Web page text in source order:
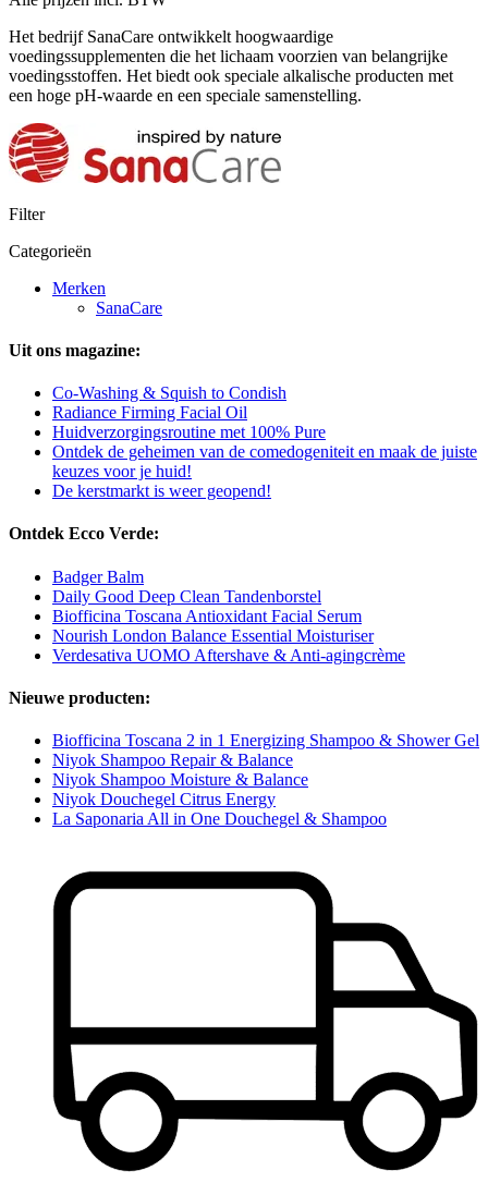
Het bedrijf SanaCare ontwikkelt hoogwaardige
voedingssupplementen die het lichaam voorzien van belangrijke
voedingsstoffen. Het biedt ook speciale alkalische producten met
een hoge pH-waarde en een speciale samenstelling.
Filter
Categorieën
Merken
SanaCare
Uit ons magazine:
Co-Washing & Squish to Condish
Radiance Firming Facial Oil
Huidverzorgingsroutine met 100% Pure
Ontdek de geheimen van de comedogeniteit en maak de juiste
keuzes voor je huid!
De kerstmarkt is weer geopend!
Ontdek Ecco Verde:
Badger Balm
Daily Good Deep Clean Tandenborstel
Biofficina Toscana Antioxidant Facial Serum
Nourish London Balance Essential Moisturiser
Verdesativa UOMO Aftershave & Anti-agingcrème
Nieuwe producten:
Biofficina Toscana 2 in 1 Energizing Shampoo & Shower Gel
Niyok Shampoo Repair & Balance
Niyok Shampoo Moisture & Balance
Niyok Douchegel Citrus Energy
La Saponaria All in One Douchegel & Shampoo